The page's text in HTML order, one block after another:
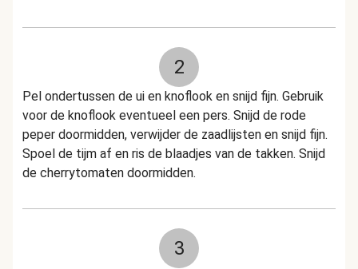
2
Pel ondertussen de ui en knoflook en snijd fijn. Gebruik
voor de knoflook eventueel een pers. Snijd de rode
peper doormidden, verwijder de zaadlijsten en snijd fijn.
Spoel de tijm af en ris de blaadjes van de takken. Snijd
de cherrytomaten doormidden.
3